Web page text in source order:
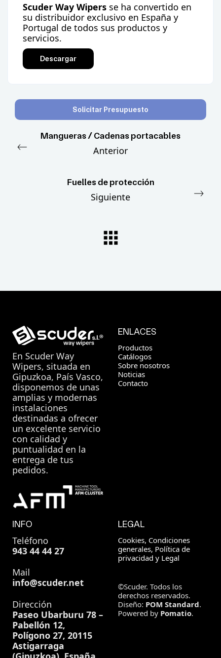
Scuder Way Wipers se ha convertido en
su distribuidor exclusivo en España y
Portugal de todos sus productos y
servicios.
Descargar
Solicitar Presupuesto
Mangueras / Cadenas portacables
Anterior
Fuelles de protección
Siguiente
En Scuder Way
Wipers, situada en
Gipuzkoa, País Vasco,
disponemos de unas
amplias y modernas
instalaciones
destinadas a ofrecer
un excelente servicio
con calidad y
puntualidad en la
entrega de tus
pedidos.
ENLACES
Productos
Catálogos
Sobre nosotros
Noticias
Contacto
INFO
Teléfono
943 44 44 27
Mail
info@scuder.net
Dirección
Paseo Ubarburu 78 –
Pabellón 12,
Polígono 27, 20115
Astigarraga
LEGAL
Cookies, Condiciones
generales, Política de
privacidad y Legal
©Scuder. Todos los
derechos reservados.
Diseño: POM Standard.
Powered by Pomatio.